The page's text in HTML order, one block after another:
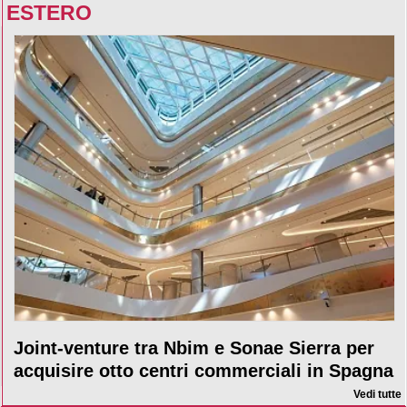
ESTERO
Joint-venture tra Nbim e Sonae Sierra per
acquisire otto centri commerciali in Spagna
Vedi tutte